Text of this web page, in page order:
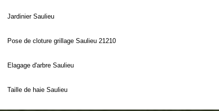
Jardinier Saulieu
Pose de cloture grillage Saulieu 21210
Elagage d'arbre Saulieu
Taille de haie Saulieu